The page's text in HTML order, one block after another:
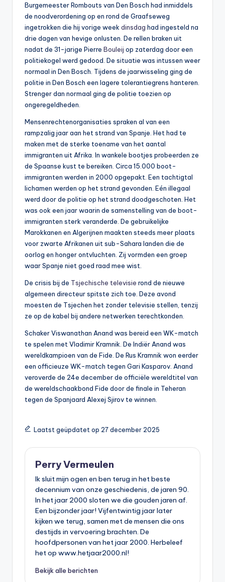
Burgemeester Rombouts van Den Bosch had inmiddels
de noodverordening op en rond de Graafseweg
ingetrokken die hij vorige week dinsdag had ingesteld na
drie dagen van hevige onlusten. De rellen braken uit
nadat de 31-jarige Pierre Bouleij op zaterdag door een
politiekogel werd gedood. De situatie was intussen weer
normaal in Den Bosch. Tijdens de jaarwisseling ging de
politie in Den Bosch een lagere tolerantiegrens hanteren.
Strenger dan normaal ging de politie toezien op
ongeregeldheden.
Mensenrechtenorganisaties spraken al van een
rampzalig jaar aan het strand van Spanje. Het had te
maken met de sterke toename van het aantal
immigranten uit Afrika. In wankele bootjes probeerden ze
de Spaanse kust te bereiken. Circa 15.000 boot-
immigranten werden in 2000 opgepakt. Een tachtigtal
lichamen werden op het strand gevonden. Eén illegaal
werd door de politie op het strand doodgeschoten. Het
was ook een jaar waarin de samenstelling van de boot-
immigranten sterk veranderde. De gebruikelijke
Marokkanen en Algerijnen maakten steeds meer plaats
voor zwarte Afrikanen uit sub-Sahara landen die de
oorlog en honger ontvluchten. Zij vormden een groep
waar Spanje niet goed raad mee wist.
De crisis bij de Tsjechische televisie rond de nieuwe
algemeen directeur spitste zich toe. Deze avond
moesten de Tsjechen het zonder televisie stellen, tenzij
ze op de kabel bij andere netwerken terechtkonden.
Schaker Viswanathan Anand was bereid een WK-match
te spelen met Vladimir Kramnik. De Indiër Anand was
wereldkampioen van de Fide. De Rus Kramnik won eerder
een officieuze WK-match tegen Gari Kasparov. Anand
veroverde de 24e december de officiële wereldtitel van
de wereldschaakbond Fide door de finale in Teheran
tegen de Spanjaard Alexej Sjirov te winnen.
Laatst geüpdatet op 27 december 2025
Perry Vermeulen
Ik sluit mijn ogen en ben terug in het beste
decennium van onze geschiedenis, de jaren 90.
In het jaar 2000 sloten we die gouden jaren af.
Een bijzonder jaar! Vijfentwintig jaar later
kijken we terug, samen met de mensen die ons
destijds in vervoering brachten. De
hoofdpersonen van het jaar 2000. Herbeleef
het op www.hetjaar2000.nl!
Bekijk alle berichten